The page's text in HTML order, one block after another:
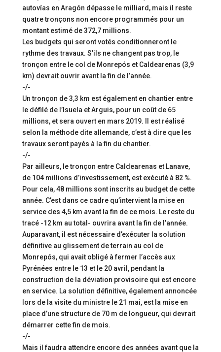
autovías en Aragón dépasse le milliard, mais il reste
quatre tronçons non encore programmés pour un
montant estimé de 372,7 millions.
Les budgets qui seront votés conditionneront le
rythme des travaux. S’ils ne changent pas trop, le
tronçon entre le col de Monrepós et Caldearenas (3,9
km) devrait ouvrir avant la fin de l’année.
-/-
Un tronçon de 3,3 km est également en chantier entre
le défilé de l’Isuela et Arguis, pour un coût de 65
millions, et sera ouvert en mars 2019. Il est réalisé
selon la méthode dite allemande, c’est à dire que les
travaux seront payés à la fin du chantier.
-/-
Par ailleurs, le tronçon entre Caldearenas et Lanave,
de 104 millions d’investissement, est exécuté à 82 %.
Pour cela, 48 millions sont inscrits au budget de cette
année. C’est dans ce cadre qu’intervient la mise en
service des 4,5 km avant la fin de ce mois. Le reste du
tracé -12 km au total- ouvrira avant la fin de l’année.
Auparavant, il est nécessaire d’exécuter la solution
définitive au glissement de terrain au col de
Monrepós, qui avait obligé à fermer l’accès aux
Pyrénées entre le 13 et le 20 avril, pendant la
construction de la déviation provisoire qui est encore
en service. La solution définitive, également annoncée
lors de la visite du ministre le 21 mai, est la mise en
place d’une structure de 70 m de longueur, qui devrait
démarrer cette fin de mois.
-/-
Mais il faudra attendre encore des années avant que la